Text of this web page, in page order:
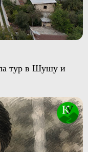
тур в Шушу и